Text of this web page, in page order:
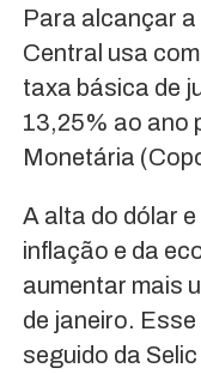
Para alcançar
Central usa
taxa básica de
13,25% ao ano
Monetária
A alta do dólar
inflação e da
aumentar mais
de janeiro.
seguido da